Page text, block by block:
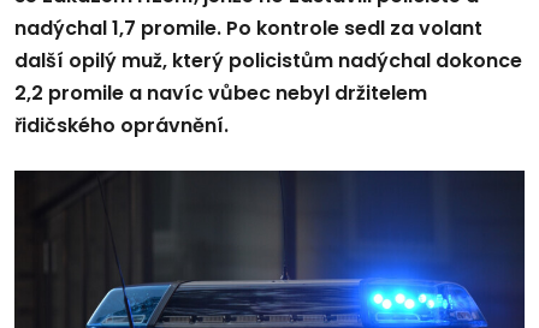
nadýchal 1,7 promile. Po kontrole sedl za volant
další opilý muž, který policistům nadýchal dokonce
2,2 promile a navíc vůbec nebyl držitelem
řidičského oprávnění.